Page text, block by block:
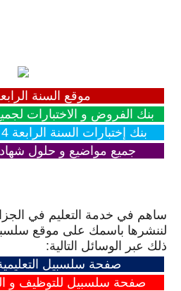
موقع السنة
بنك الفروض و الاختبارات
بنك إختبارات السنة الرابعة 4 ابتدائي الجيل الثاني
جميع مواضيع و حلول شهادة
ساهم في خدمة التعليم في
لننشرها باسمك على موقع
ذلك عبر الوسائل التالية:
صفحة سلسبيل
صفحة سلسبيل للتوظيف و